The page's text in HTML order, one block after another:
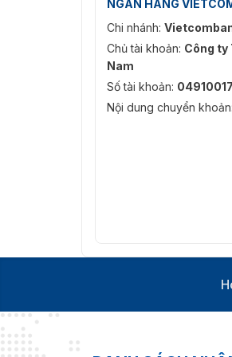
Hiện nay, chúng tôi
đặt và mua sản phẩm
báo giá về sản phẩm
NGÂN HÀNG
Chi nhánh:
Chủ tài khoản: Công ty
Nam
Số tài khoản:
Nội dung chuyển khoản: